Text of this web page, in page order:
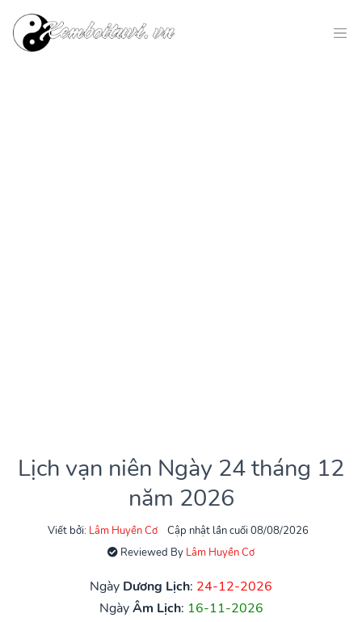
Lịch vạn niên Ngày 24 tháng 12
năm 2026
Viết bởi: Lâm Huyền Cơ
Cập nhật lần cuối 08/08/2026
Reviewed By Lâm Huyền Cơ
Ngày Dương Lịch: 24-12-2026
NgàyÂm Lịch: 16-11-2026